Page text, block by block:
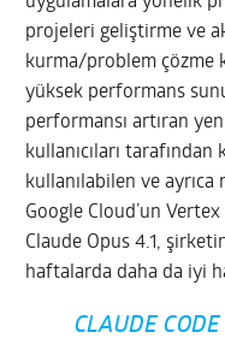
projeleri geliştirme ve
kurma/problem çözme
yüksek performans
performansı artıran
kullanıcıları tarafından
kullanılabilen ve
Google Cloud’un
Claude Opus 4.1,
haftalarda daha da iyi
CLAUDE